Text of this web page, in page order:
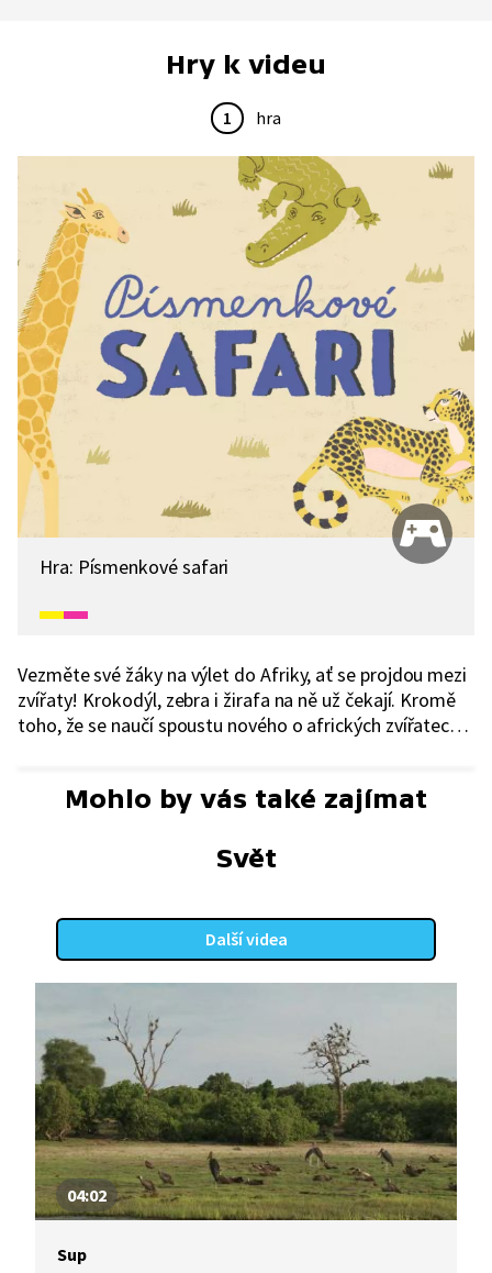
Hry k videu
1 hra
Hra: Písmenkové safari
Vezměte své žáky na výlet do Afriky, ať se projdou mezi
zvířaty! Krokodýl, zebra i žirafa na ně už čekají. Kromě
toho, že se naučí spoustu nového o afrických zvířatech,
Mohlo by vás také zajímat
Svět
Další videa
04:02
Sup